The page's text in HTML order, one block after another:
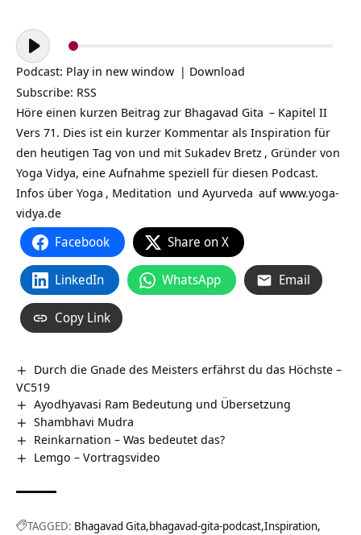
Audio-
Player
Podcast: Play in new window | Download
Subscribe: RSS
Höre einen kurzen Beitrag zur Bhagavad Gita – Kapitel II
Vers 71. Dies ist ein kurzer Kommentar als Inspiration für
den heutigen Tag von und mit Sukadev Bretz , Gründer von
Yoga Vidya, eine Aufnahme speziell für diesen Podcast.
Infos über Yoga , Meditation und Ayurveda aufwww.yoga-
vidya.de
Facebook Share on X
LinkedIn WhatsApp Email
Copy Link
Durch die Gnade des Meisters erfährst du das Höchste –
VC519
Ayodhyavasi Ram Bedeutung und Übersetzung
Shambhavi Mudra
Reinkarnation – Was bedeutet das?
Lemgo‏‎ – Vortragsvideo
TAGGED: Bhagavad Gita bhagavad-gita-podcast Inspiration